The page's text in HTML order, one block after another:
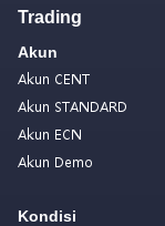
Trading
Akun
Akun CENT
Akun STANDARD
Akun ECN
Akun Demo
Kondisi